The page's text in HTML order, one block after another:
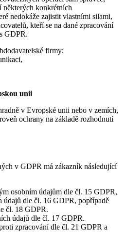
některých konkrétních
nedokáže zajistit vlastními silami,
kteří se na dané zpracování
GDPR.
firmy:
unii
v Evropské unii nebo v zemích,
ochrany na základě rozhodnutí
v GDPR má zákazník následující
osobním údajům dle čl. 15 GDPR,
údajů dle čl. 16 GDPR, popřípadě
čl. 18 GDPR.
údajů dle čl. 17 GDPR.
zpracování dle čl. 21 GDPR a